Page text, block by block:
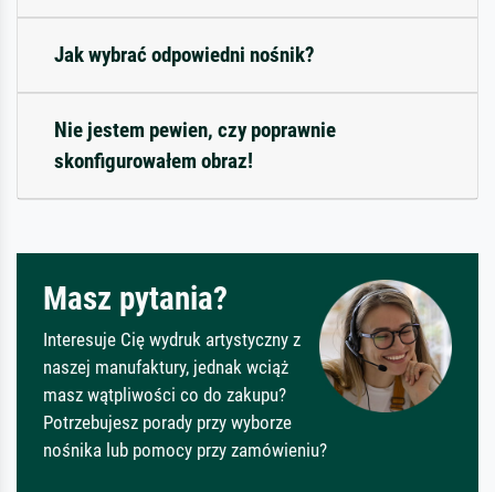
Jak wybrać odpowiedni nośnik?
Nie jestem pewien, czy poprawnie
skonfigurowałem obraz!
Masz pytania?
Interesuje Cię wydruk artystyczny z
naszej manufaktury, jednak wciąż
masz wątpliwości co do zakupu?
Potrzebujesz porady przy wyborze
nośnika lub pomocy przy zamówieniu?